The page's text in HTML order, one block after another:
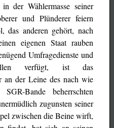
der Wählermasse seiner
und Plünderer feiern
das anderen gehört, nach
eigenen Staat rauben
Umfragedienste und
verfügt, ist das
an der Leine des nach wie
Bande beherrschten
zugunsten seiner
zwischen die Beine wirft,